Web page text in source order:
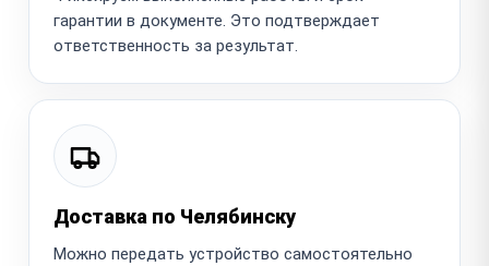
гарантии в документе. Это подтверждает
ответственность за результат.
Доставка по Челябинску
Можно передать устройство самостоятельно